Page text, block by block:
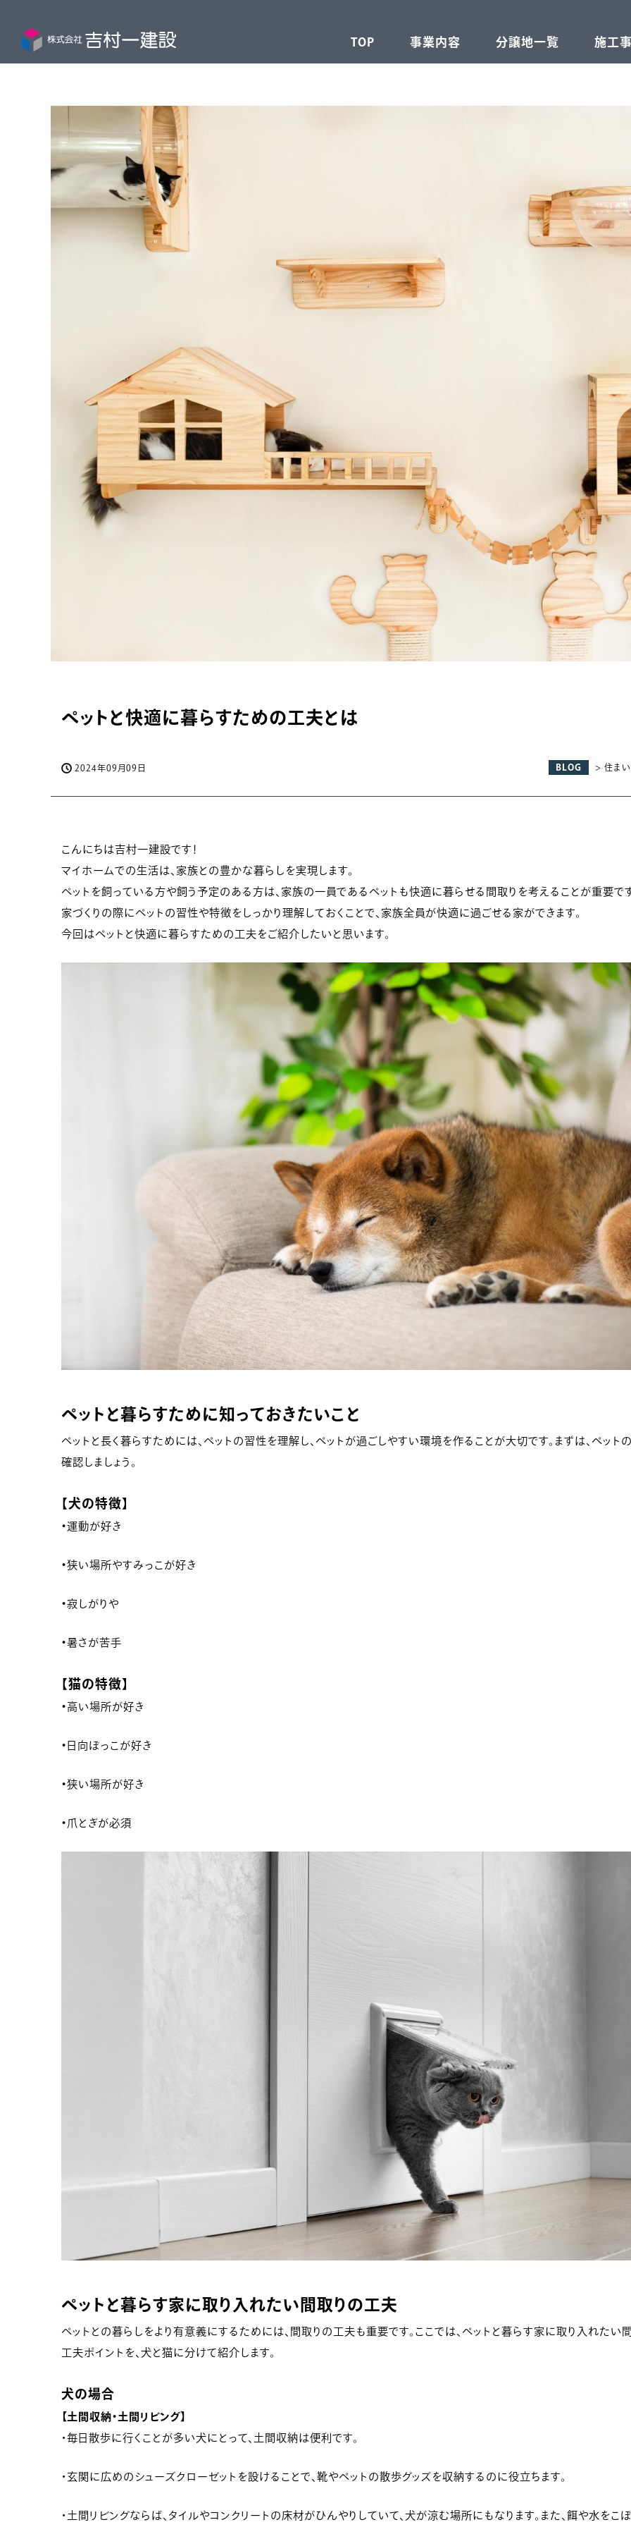
TOP 事業内容 分譲地一覧 施工
ペットと快適に暮らすための工夫とは
2024年09月09日 BLOG > 住ま
こんにちは吉村一建設です！
マイホームでの生活は、家族との豊かな暮らしを実現します。
ペットを飼っている方や飼う予定のある方は、家族の一員であるペットも快適に暮らせる間取りを考えることが重要で
家づくりの際にペットの習性や特徴をしっかり理解しておくことで、家族全員が快適に過ごせる家ができます。
今回はペットと快適に暮らすための工夫をご紹介したいと思います。
ペットと暮らすために知っておきたいこと
ペットと長く暮らすためには、ペットの習性を理解し、ペットが過ごしやすい環境を作ることが大切です。まずは、ペット
確認しましょう。
【犬の特徴】
・運動が好き
・狭い場所やすみっこが好き
・寂しがりや
・暑さが苦手
【猫の特徴】
・ 高い場所が好き
・ 日向ぼっこが好き
・狭い場所が好き
・ 爪とぎが必須
ペットと暮らす家に取り入れたい間取りの工夫
ペットとの暮らしをより有意義にするためには、間取りの工夫も重要です。ここでは、ペットと暮らす家に取り入れたい
工夫ポイントを、犬と猫に分けて紹介します。
犬の場合
【土間収納・土間リビング】
・毎日散歩に行くことが多い犬にとって、土間収納は便利です。
・玄関に広めのシューズクローゼットを設けることで、靴やペットの散歩グッズを収納するのに役立ちます。
・土間リビングならば、タイルやコンクリートの床材がひんやりしていて、犬が涼む場所にもなります。また、餌や水をこ